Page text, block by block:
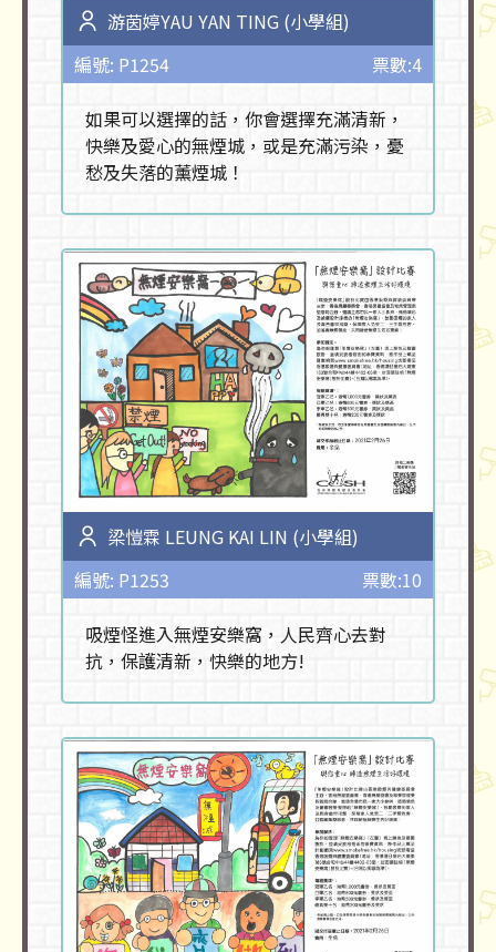
游茵婷YAU YAN TING (小學組)
編號: P1254
票數:4
如果可以選擇的話，你會選擇充滿清新，
快樂及愛心的無煙城，或是充滿污染，憂
愁及失落的薰煙城！
梁愷霖 LEUNG KAI LIN (小學組)
編號: P1253
票數:10
吸煙怪進入無煙安樂窩，人民齊心去對
抗，保護清新，快樂的地方!